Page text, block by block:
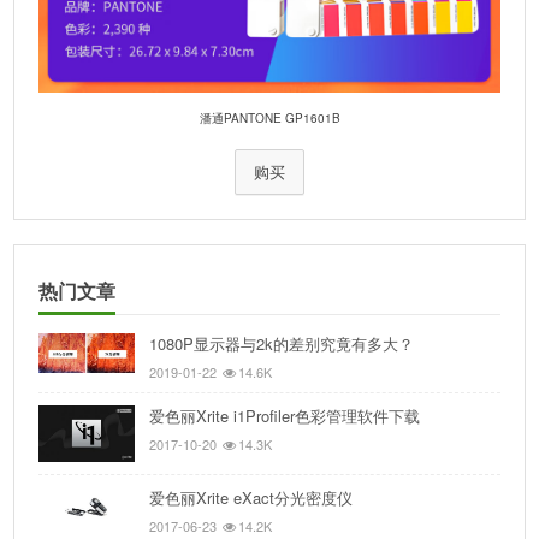
潘通PANTONE GP1601B
购买
热门文章
1080P显示器与2k的差别究竟有多大？
2019-01-22 14.6K
爱色丽Xrite i1Profiler色彩管理软件下载
2017-10-20 14.3K
爱色丽Xrite eXact分光密度仪
2017-06-23 14.2K